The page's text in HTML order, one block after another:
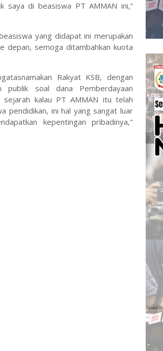
saya di beasiswa PT AMMAN ini,”
yang didapat ini merupakan
depan, semoga ditambahkan kuota
Rakyat KSB, dengan
publik soal dana Pemberdayaan
kalau PT AMMAN itu telah
pendidikan, ini hal yang sangat luar
kepentingan pribadinya,"